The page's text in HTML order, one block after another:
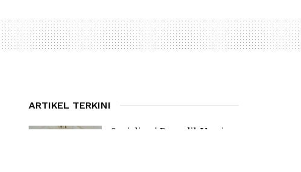
ARTIKEL TERKINI
Sosialisasi Dapodik Versi